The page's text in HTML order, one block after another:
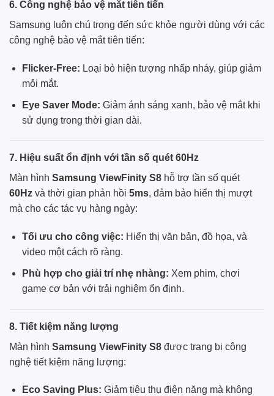
6. Công nghệ bảo vệ mắt tiên tiến
Samsung luôn chú trọng đến sức khỏe người dùng với các
công nghệ bảo vệ mắt tiên tiến:
Flicker-Free: Loại bỏ hiện tượng nhấp nháy, giúp giảm
mỏi mắt.
Eye Saver Mode: Giảm ánh sáng xanh, bảo vệ mắt khi
sử dụng trong thời gian dài.
7. Hiệu suất ổn định với tần số quét 60Hz
Màn hình Samsung ViewFinity S8 hỗ trợ tần số quét
60Hz và thời gian phản hồi 5ms, đảm bảo hiển thị mượt
mà cho các tác vụ hàng ngày:
Tối ưu cho công việc: Hiển thị văn bản, đồ họa, và
video một cách rõ ràng.
Phù hợp cho giải trí nhẹ nhàng: Xem phim, chơi
game cơ bản với trải nghiệm ổn định.
8. Tiết kiệm năng lượng
Màn hình Samsung ViewFinity S8 được trang bị công
nghệ tiết kiệm năng lượng:
Eco Saving Plus: Giảm tiêu thụ điện năng mà không